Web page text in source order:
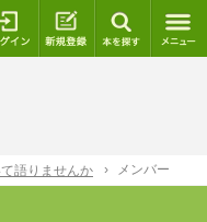
ログイン 新規登録
て語りませんか メンバー